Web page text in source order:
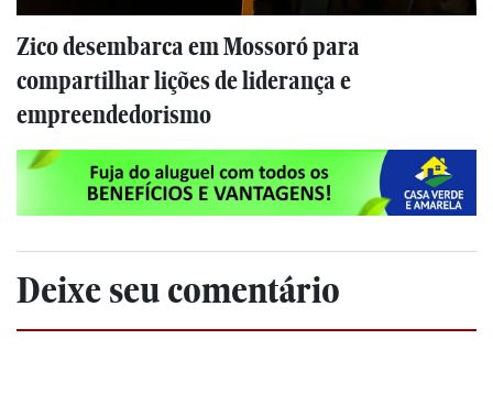
Zico desembarca em Mossoró para
compartilhar lições de liderança e
empreendedorismo
Deixe seu comentário